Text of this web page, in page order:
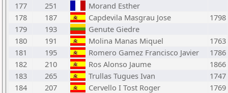
177
251
Morand Esther
178
187 Capdevila Masgrau Jose
1798
179
193
Genute Giedre
180
191 Molina Manas Miquel
1763
181
195 Romero Gamez Francisco Javier
1786
182
210 Ros Alonso Jaume
1866
183
265 Trullas Tugues Ivan
1747
184
207 Cervello I Tost Roger
1769